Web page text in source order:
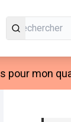
pour mon
Passer la